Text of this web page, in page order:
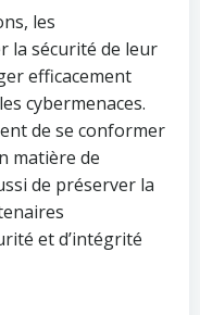
les
la sécurité de leur
efficacement
cybermenaces.
de se conformer
matière de
de préserver la
et d’intégrité